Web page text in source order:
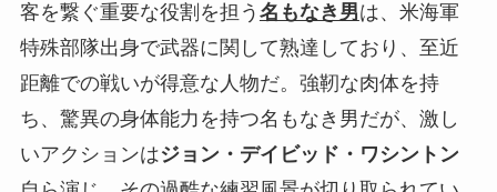
客を繋ぐ重要な役割を担う 名もなき男は、米海軍
特殊部隊出身で武器に関して熟達しており、至近
距離での戦いが得意な人物だ。強靭な肉体を持
ち、驚異の身体能力を持つ名もなき男だが、激し
いアクションはジョン・デイビッド・ワシントン